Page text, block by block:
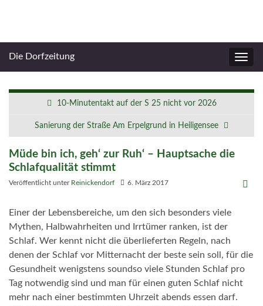
Die Dorfzeitung
10-Minutentakt auf der S 25 nicht vor 2026
Sanierung der Straße Am Erpelgrund in Heiligensee
Müde bin ich, geh‘ zur Ruh‘ – Hauptsache die
Schlafqualität stimmt
Veröffentlicht unter Reinickendorf 6. März 2017
Einer der Lebensbereiche, um den sich besonders viele
Mythen, Halbwahrheiten und Irrtümer ranken, ist der
Schlaf. Wer kennt nicht die überlieferten Regeln, nach
denen der Schlaf vor Mitternacht der beste sein soll, für die
Gesundheit wenigstens soundso viele Stunden Schlaf pro
Tag notwendig sind und man für einen guten Schlaf nicht
mehr nach einer bestimmten Uhrzeit abends essen darf.